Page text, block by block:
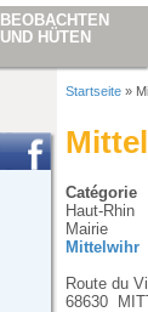
Startseite »
Catégorie
Haut-Rhin
Mairie
Mittelwihr
Route du
68630
BEOBACHTEN
UND HÜTEN